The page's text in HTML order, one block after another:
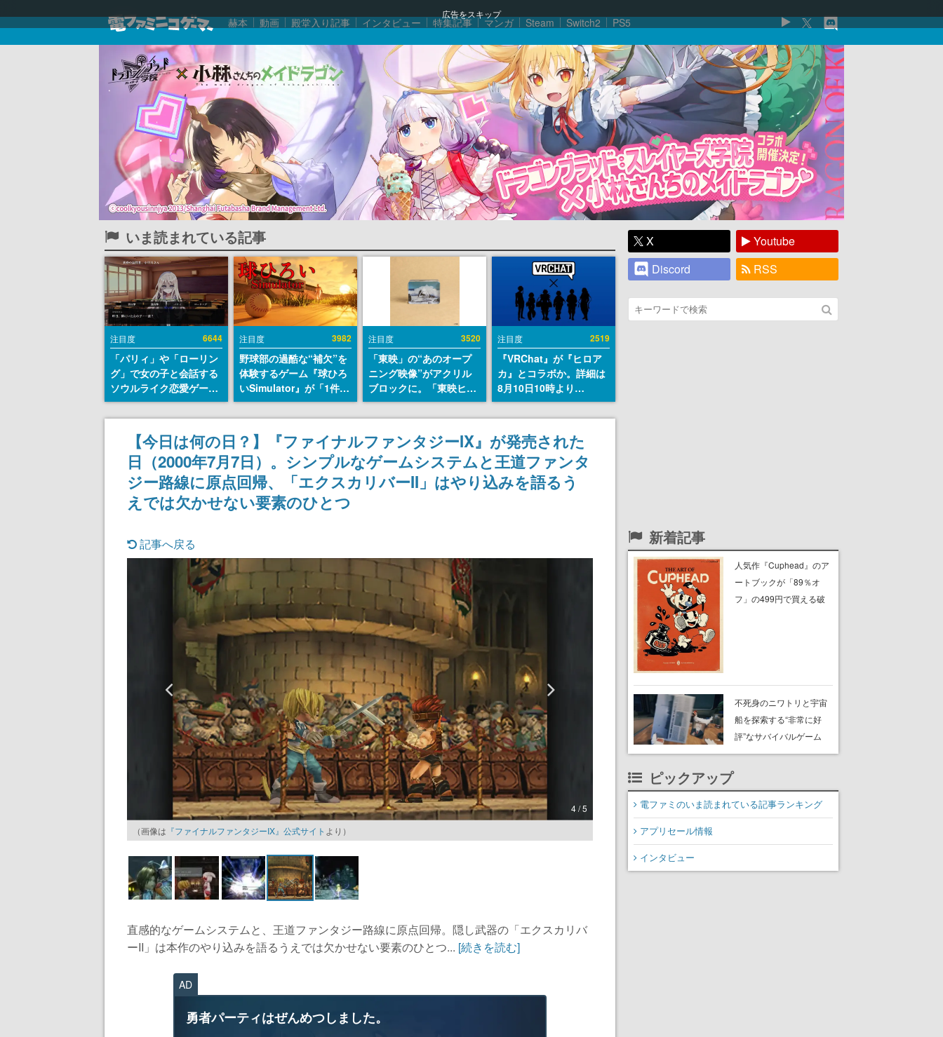
広告をスキップ
赫本 動画 殿堂入り記事 インタビュー 特集記事 マンガ Steam Switch2 PS5
いま読まれている記事
注目度 6644
「パリィ」や「ローリン
グ」で女の子と会話する
ソウルライク恋愛ゲーム
『小早川さんはソウルラ
イク』無料公開。返事に
失敗すると「YOU
DIED」
注目度 3982
野球部の過酷な“補欠”を
体験するゲーム『球ひろ
いSimulator』が「1件」
のウィッシュリストをも
とにチェコ語に対応し
SNSで話題に。『キング
ダム・カム』開発元やチ
ェコのプロ野球選手から
称賛の声
注目度 3520
「東映」の“あのオープ
ニング映像”がアクリル
ブロックに。「東映ヒス
トリカル グッズコレクシ
ョン」が8月下旬より発
注目度 2519
『VRChat』が『ヒロア
カ』とコラボか。詳細は
8月10日10時より
「Anique | アニーク」公
式Xにて公開
【今日は何の日？】『ファイナルファンタジーIX』が発売された
日（2000年7月7日）。シンプルなゲームシステムと王道ファンタ
ジー路線に原点回帰、「エクスカリバーII」はやり込みを語るう
えでは欠かせない要素のひとつ
記事へ戻る
4 / 5
（画像は 『ファイナルファンタジーIX』公式サイト より）
直感的なゲームシステムと、王道ファンタジー路線に原点回帰。隠し武器の「エクスカリバ
ーII」は本作のやり込みを語るうえでは欠かせない要素のひとつ... [続きを読む]
AD
勇者パーティはぜんめつしました。
X
Youtube
Discord
RSS
新着記事
人気作『Cuphead』のア
ートブックが「89％オ
フ」の499円で買える破
ラ、ステージのイラスト
も収録
不死身のニワトリと宇宙
船を探索する“非常に好
評”なサバイバルゲーム
『Breathedge』が無料で
ピックアップ
電ファミのいま読まれている記事ランキング
アプリセール情報
インタビュー